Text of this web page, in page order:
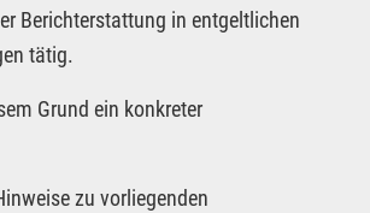
Berichterstattung in entgeltlichen
tätig.
Grund ein konkreter
zu vorliegenden